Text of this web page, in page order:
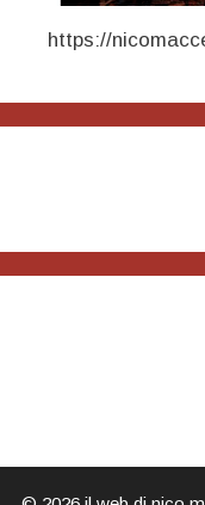
https://